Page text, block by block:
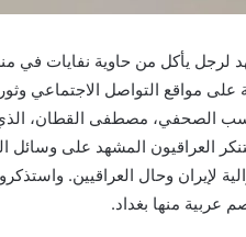
لرجل يأكل من حاوية نفايات في
مواقع التواصل الاجتماعي
الصحفي، مصطفى القطان، الذي
العراقيون المشهد على وسائل
عربية منها بغداد.